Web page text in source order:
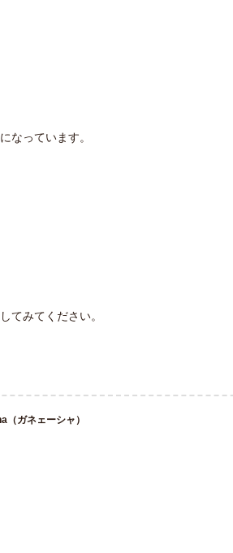
なっています。
てみてください。
ガネェーシャ）